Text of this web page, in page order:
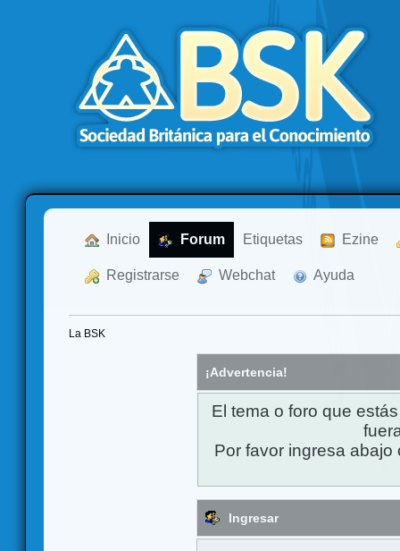
Inicio Forum Etiquetas Ezine
Registrarse Webchat Ayuda
La BSK
¡Advertencia!
El tema o foro que
Por favor ingresa
Ingresar